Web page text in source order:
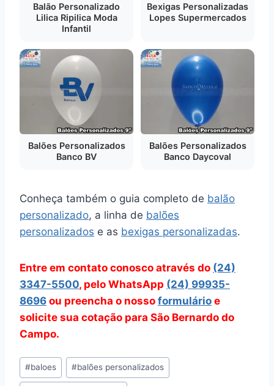
Balão Personalizado
Lilica Ripilica Moda
Infantil
Bexigas Personalizadas
Lopes Supermercados
Balões Personalizados
Banco BV
Balões Personalizados
Banco Daycoval
Conheça também o guia completo de balão
personalizado, a linha de balões
personalizados e as bexigas personalizadas.
Entre em contato conosco através do (24)
3347-5500, pelo WhatsApp (24) 99935-
8696 ou preencha o nosso formulário e
solicite sua cotação para São Bernardo do
Campo.
Tags
do
#baloes #balões personalizados